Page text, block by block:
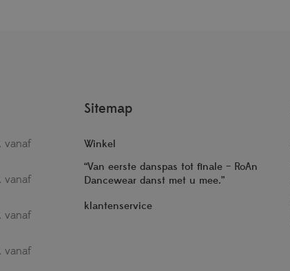
vanaf
vanaf
vanaf
vanaf
Sitemap
Winkel
“Van eerste danspas tot finale – RoAn
Dancewear danst met u mee.”
klantenservice